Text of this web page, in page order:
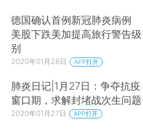
德国确认首例新冠肺炎病例
美股下跌美加提高旅行警告级
别
2020年01月28日 APP打开
肺炎日记|1月27日：争夺抗疫
窗口期，求解封堵战次生问题
2020年01月27日 APP打开